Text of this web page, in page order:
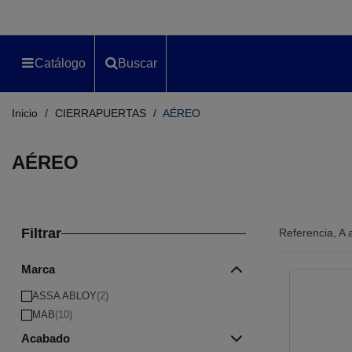
Catálogo Buscar
Inicio / CIERRAPUERTAS / AÉREO
AÉREO
Filtrar
Marca
ASSA ABLOY(2)
MAB(10)
Acabado
Referencia, A